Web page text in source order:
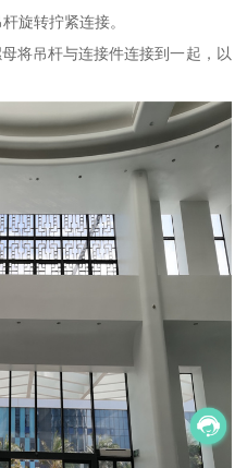
旋转拧紧连接。
吊杆与连接件连接到一起，以